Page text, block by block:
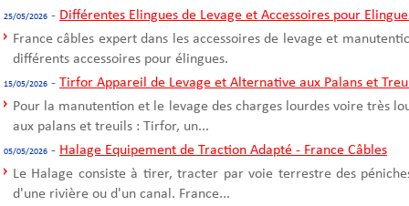
25/05/2026 - Différentes Elingues de Levage et Accessoires pour
France câbles expert dans les accessoires de levage et
différents accessoires pour élingues.
15/05/2026 - Tirfor Appareil de Levage et Alternative aux Palans et
Pour la manutention et le levage des charges lourdes voire très
aux palans et treuils : Tirfor, un...
05/05/2026 - Halage Equipement de Traction Adapté - France Câbles
Le Halage consiste à tirer, tracter par voie terrestre des
d'une rivière ou d'un canal. France...